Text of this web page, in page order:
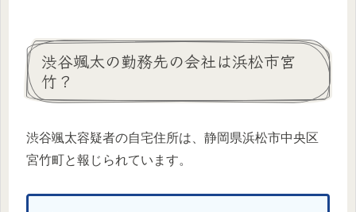
渋谷颯太の勤務先の会社は浜松市宮
竹？
渋谷颯太容疑者の自宅住所は、静岡県浜松市中央区
宮竹町と報じられています。